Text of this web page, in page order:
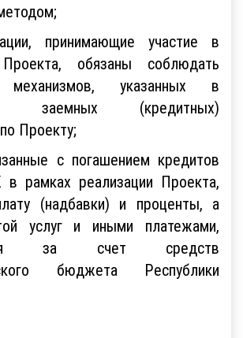
принимающие участие в
обязаны соблюдать
механизмов, указанных в
заемных (кредитных)
Проекту;
с погашением кредитов
рамках реализации Проекта,
(надбавки) и проценты, а
услуг и иными платежами,
за счет средств
бюджета Республики